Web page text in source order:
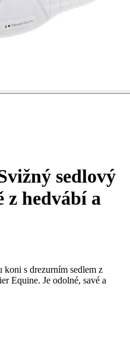
sedlový
z hedvábí a
koni s drezurním sedlem z
Equine. Je odolné, savé a